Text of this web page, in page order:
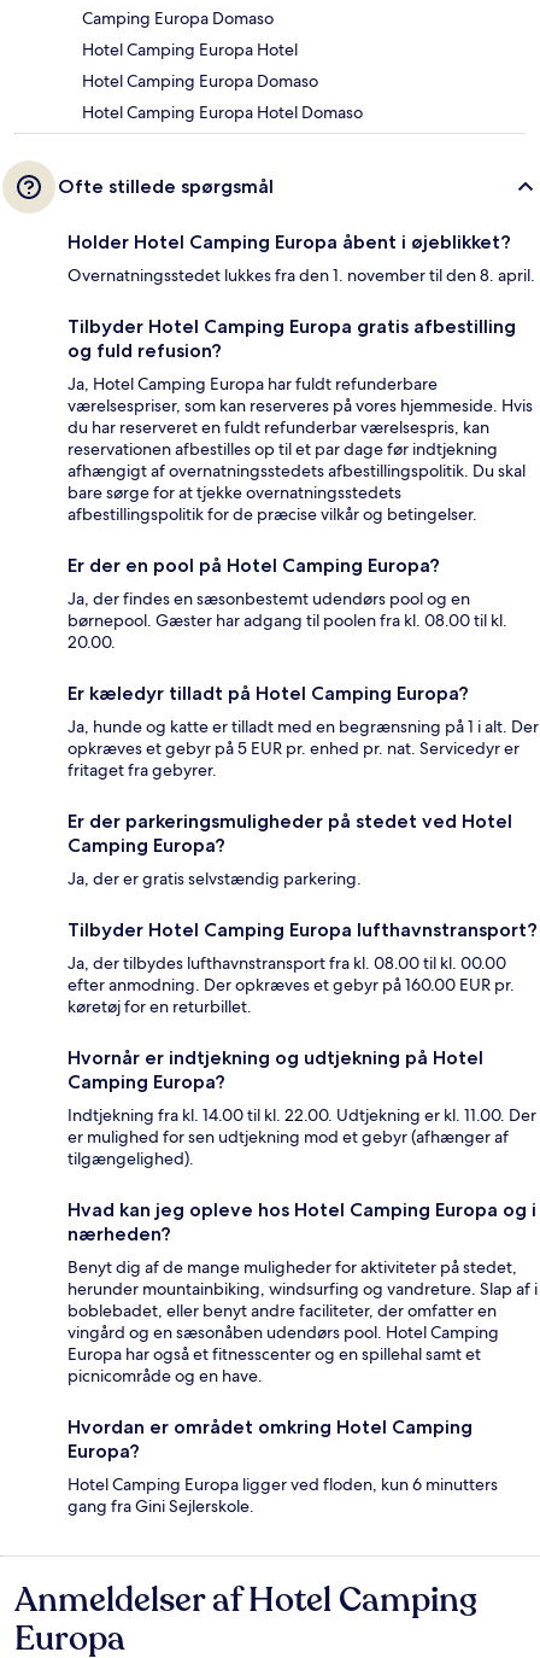
Camping Europa Domaso
Hotel Camping Europa Hotel
Hotel Camping Europa Domaso
Hotel Camping Europa Hotel Domaso
Ofte stillede spørgsmål
Holder Hotel Camping Europa åbent i øjeblikket?
Overnatningsstedet lukkes fra den 1. november til den 8. april.
Tilbyder Hotel Camping Europa gratis afbestilling
og fuld refusion?
Ja, Hotel Camping Europa har fuldt refunderbare
værelsespriser, som kan reserveres på vores hjemmeside. Hvis
du har reserveret en fuldt refunderbar værelsespris, kan
reservationen afbestilles op til et par dage før indtjekning
afhængigt af overnatningsstedets afbestillingspolitik. Du skal
bare sørge for at tjekke overnatningsstedets
afbestillingspolitik for de præcise vilkår og betingelser.
Er der en pool på Hotel Camping Europa?
Ja, der findes en sæsonbestemt udendørs pool og en
børnepool. Gæster har adgang til poolen fra kl. 08.00 til kl.
20.00.
Er kæledyr tilladt på Hotel Camping Europa?
Ja, hunde og katte er tilladt med en begrænsning på 1 i alt. Der
opkræves et gebyr på 5 EUR pr. enhed pr. nat. Servicedyr er
fritaget fra gebyrer.
Er der parkeringsmuligheder på stedet ved Hotel
Camping Europa?
Ja, der er gratis selvstændig parkering.
Tilbyder Hotel Camping Europa lufthavnstransport?
Ja, der tilbydes lufthavnstransport fra kl. 08.00 til kl. 00.00
efter anmodning. Der opkræves et gebyr på 160.00 EUR pr.
køretøj for en returbillet.
Hvornår er indtjekning og udtjekning på Hotel
Camping Europa?
Indtjekning fra kl. 14.00 til kl. 22.00. Udtjekning er kl. 11.00. Der
er mulighed for sen udtjekning mod et gebyr (afhænger af
tilgængelighed).
Hvad kan jeg opleve hos Hotel Camping Europa og i
nærheden?
Benyt dig af de mange muligheder for aktiviteter på stedet,
herunder mountainbiking, windsurfing og vandreture. Slap af i
boblebadet, eller benyt andre faciliteter, der omfatter en
vingård og en sæsonåben udendørs pool. Hotel Camping
Europa har også et fitnesscenter og en spillehal samt et
picnicområde og en have.
Hvordan er området omkring Hotel Camping
Europa?
Hotel Camping Europa ligger ved floden, kun 6 minutters
gang fra Gini Sejlerskole.
Anmeldelser
Anmeldelser af Hotel Camping
Europa